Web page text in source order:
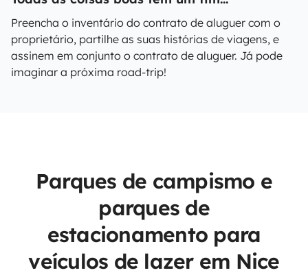
Preencha o inventário do contrato de aluguer com o
proprietário, partilhe as suas histórias de viagens, e
assinem em conjunto o contrato de aluguer. Já pode
imaginar a próxima road-trip!
Parques de campismo e
parques de
estacionamento para
veículos de lazer em Nice